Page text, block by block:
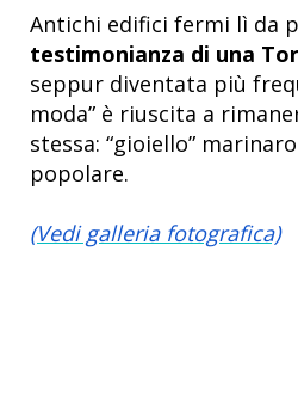
Antichi edifici fermi lì da
testimonianza di una
seppur diventata più
moda” è riuscita a
stessa: “gioiello”
popolare.
(Vedi galleria fotografica)